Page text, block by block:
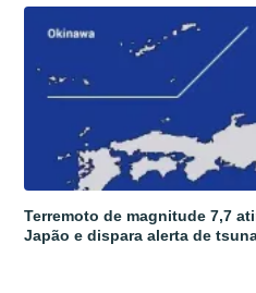
Terremoto de magnitude 7,7
Japão e dispara alerta de